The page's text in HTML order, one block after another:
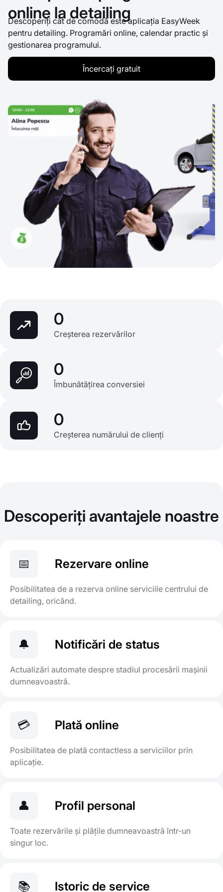
online la detailing
Descoperiți cât de comodă este aplicația EasyWeek
pentru detailing. Programări online, calendar practic și
gestionarea programului.
Încercați gratuit
0
Creșterea rezervărilor
0
Îmbunătățirea conversiei
0
Creșterea numărului de clienți
Descoperiți avantajele noastre
📅 Rezervare online
Posibilitatea de a rezerva online serviciile centrului de
detailing, oricând.
🔔 Notificări de status
Actualizări automate despre stadiul procesării mașinii
dumneavoastră.
💳 Plată online
Posibilitatea de plată contactless a serviciilor prin
aplicație.
👤 Profil personal
Toate rezervările și plățile dumneavoastră într-un
singur loc.
📚 Istoric de service